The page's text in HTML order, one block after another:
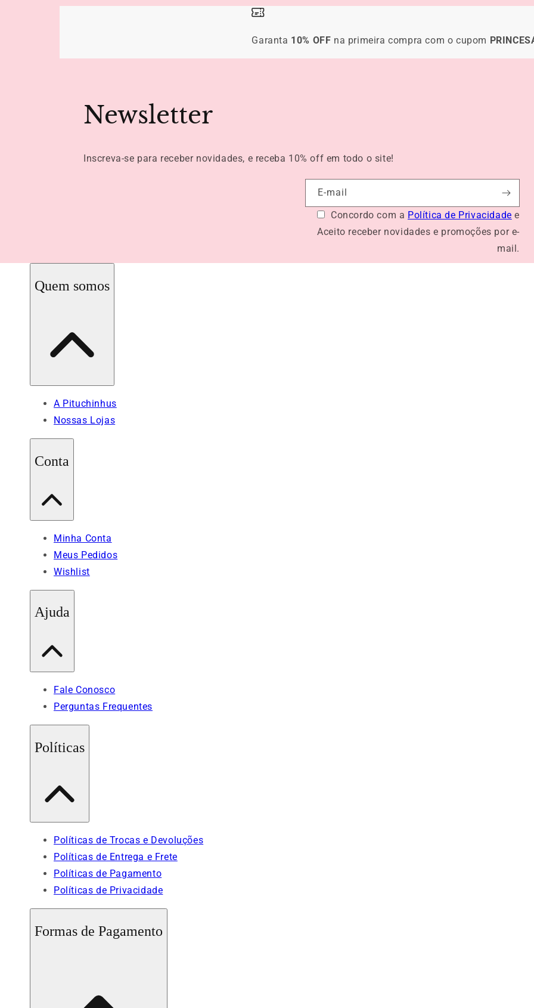
Garanta 10% OFF na primeira compra com o cupom
Newsletter
Inscreva-se para receber novidades, e receba 10% off em todo o site!
E-mail
Concordo com a Política de Privacidade e
Aceito receber novidades e promoções por e-
mail.
Quem somos
A Pituchinhus
Nossas Lojas
Conta
Minha Conta
Meus Pedidos
Wishlist
Ajuda
Fale Conosco
Perguntas Frequentes
Políticas
Políticas de Trocas e Devoluções
Políticas de Entrega e Frete
Políticas de Pagamento
Políticas de Privacidade
Formas de Pagamento